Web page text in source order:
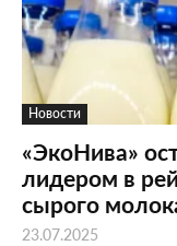
Новости
«ЭкоНива»
лидером в
сырого
23.07.2025